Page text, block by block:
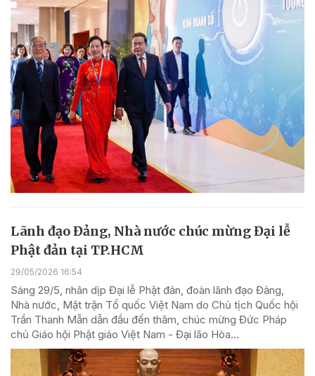
Lãnh đạo Đảng, Nhà nước chúc mừng Đại lễ
Phật đản tại TP.HCM
29/05/2026 16:54
Sáng 29/5, nhân dịp Đại lễ Phật đản, đoàn lãnh đạo Đảng,
Nhà nước, Mặt trận Tổ quốc Việt Nam do Chủ tịch Quốc hội
Trần Thanh Mẫn dẫn đầu đến thăm, chúc mừng Đức Pháp
chủ Giáo hội Phật giáo Việt Nam - Đại lão Hòa...